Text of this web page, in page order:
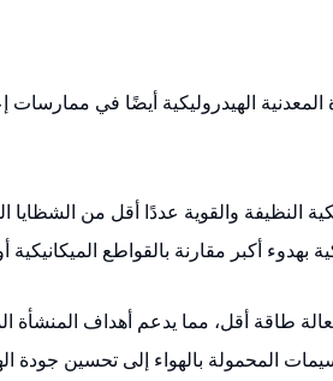
الهيدروليكية أيضًا في
النظيفة والقوية عددًا أقل من
بهدوء أكبر مقارنة بالقواطع
طاقة أقل، مما يدعم أهداف المنشأة
المحمولة بالهواء إلى تحسين جودة